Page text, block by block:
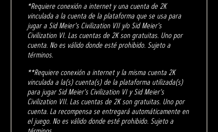
*Requiere conexión a internet y una cuenta de 2K
vinculada a la cuenta de la plataforma que se usa para
jugar a Sid Meier's Civilization VII y/o Sid Meier's
Civilization VI. Las cuentas de 2K son gratuitas. Uno por
cuenta. No es válido donde esté prohibido. Sujeto a
términos.
**Requiere conexión a internet y la misma cuenta 2K
vinculada a la(s) cuenta(s) de la plataforma utilizada(s)
para jugar Sid Meier's Civilization VI y Sid Meier's
Civilization VII. Las cuentas de 2K son gratuitas. Uno por
cuenta. La recompensa se entregará automáticamente en
el juego. No es válido donde esté prohibido. Sujeto a